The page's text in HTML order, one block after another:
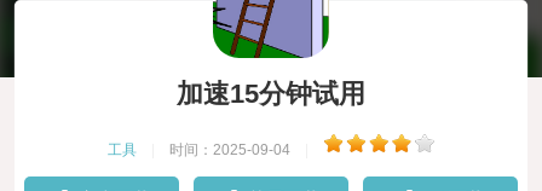
加速15分钟试用
工具 时间：2025-09-04